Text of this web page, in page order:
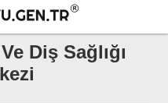
Diş Sağlığı